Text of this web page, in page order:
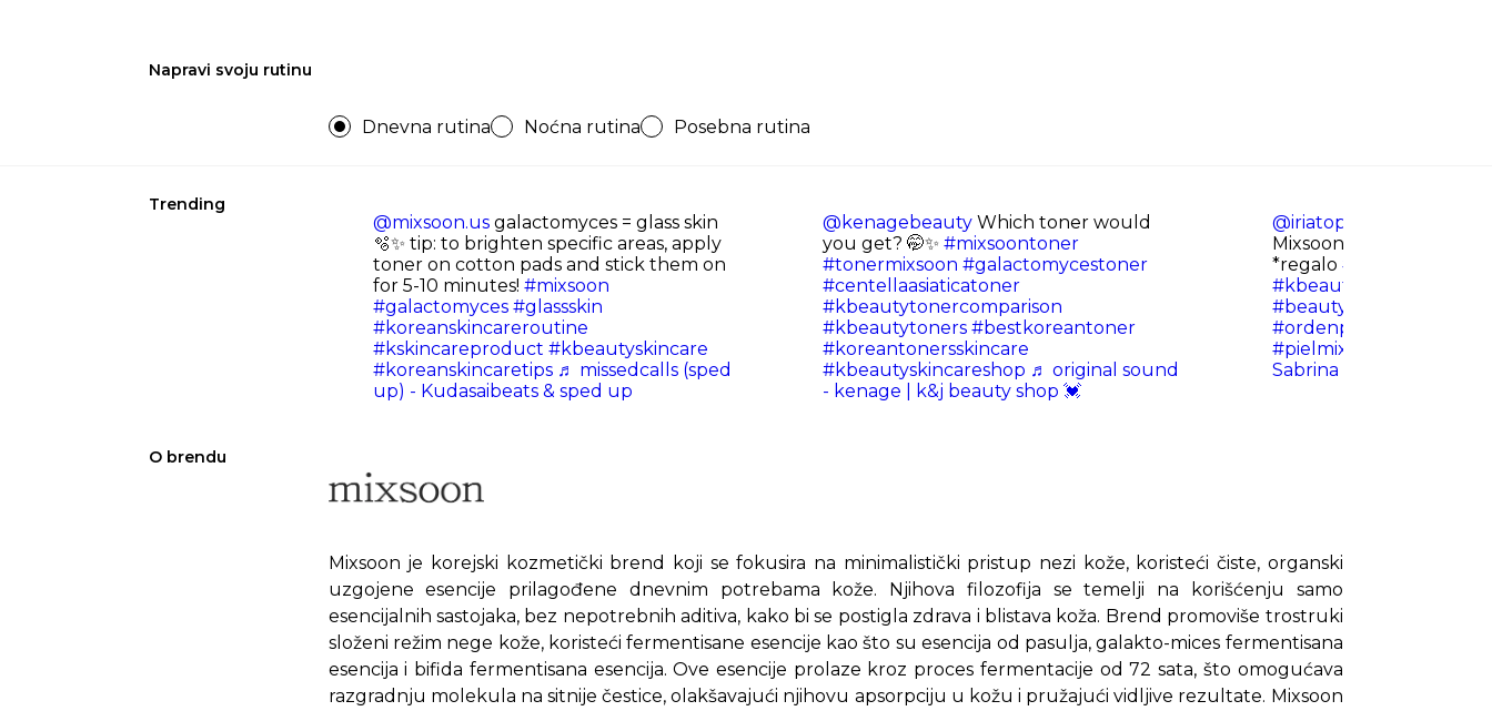
Napravi svoju rutinu
Dnevna rutina Noćna rutina Posebna rutina
Trending
@mixsoon.usgalactomyces = glass skin
🫧✨ tip: to brighten specific areas, apply
toner on cotton pads and stick them on
for 5-10 minutes! #mixsoon
#galactomyces #glassskin
#koreanskincareroutine
#kskincareproduct #kbeautyskincare
#koreanskincaretips ♬ missedcalls (sped
up) - Kudasaibeats & sped up
@kenagebeautyWhich toner would
you get? 🤭✨ #mixsoontoner
#tonermixsoon #galactomycestoner
#centellaasiaticatoner
#kbeautytonercomparison
#kbeautytoners #bestkoreantoner
#koreantonersskincare
#kbeautyskincareshop ♬ original sound
- kenage | k&j beauty shop 💓
@iriatopsecret
Mixsoon
*regalo #mixsoon
#kbeautytoner
#beautyreview
#ordenproductos
#pielmixta
Sabrina Carpenter
O brendu
Mixsoon je korejski kozmetički brend koji se fokusira na minimalistički pristup nezi kože, koristeći čiste, organski
uzgojene esencije prilagođene dnevnim potrebama kože. Njihova filozofija se temelji na korišćenju samo
esencijalnih sastojaka, bez nepotrebnih aditiva, kako bi se postigla zdrava i blistava koža. Brend promoviše trostruki
složeni režim nege kože, koristeći fermentisane esencije kao što su esencija od pasulja, galakto-mices fermentisana
esencija i bifida fermentisana esencija. Ove esencije prolaze kroz proces fermentacije od 72 sata, što omogućava
razgradnju molekula na sitnije čestice, olakšavajući njihovu apsorpciju u kožu i pružajući vidljive rezultate. Mixsoon